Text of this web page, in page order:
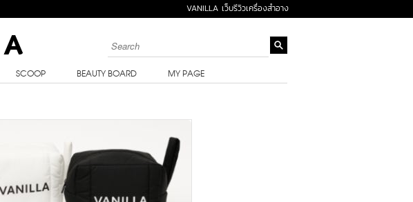
VANILLA เว็บรีวิวเครื่องสำอาง
SCOOP BEAUTY BOARD MY PAGE